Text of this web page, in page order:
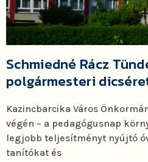
Schmiedné Rácz
polgármesteri
Kazincbarcika Város
végén – a pedagógusnap
legjobb teljesítményt nyújtó
tanítókat és